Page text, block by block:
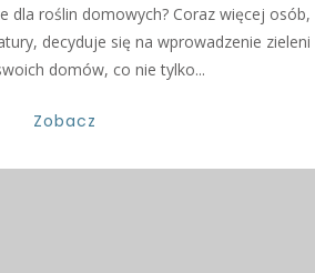
dla roślin domowych? Coraz więcej osób,
decyduje się na wprowadzenie zieleni
domów, co nie tylko...
Zobacz